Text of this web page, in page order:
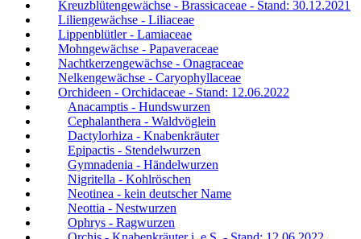
Kreuzblütengewächse - Brassicaceae - Stand: 30.12.2021
Liliengewächse - Liliaceae
Lippenblütler - Lamiaceae
Mohngewächse - Papaveraceae
Nachtkerzengewächse - Onagraceae
Nelkengewächse - Caryophyllaceae
Orchideen - Orchidaceae - Stand: 12.06.2022
Anacamptis - Hundswurzen
Cephalanthera - Waldvöglein
Dactylorhiza - Knabenkräuter
Epipactis - Stendelwurzen
Gymnadenia - Händelwurzen
Nigritella - Kohlröschen
Neotinea - kein deutscher Name
Neottia - Nestwurzen
Ophrys - Ragwurzen